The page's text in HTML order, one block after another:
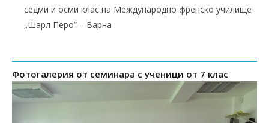
седми и осми клас на Международно френско училище
„Шарл Перо” – Варна
Фотогалерия от семинара с ученици от 7 клас